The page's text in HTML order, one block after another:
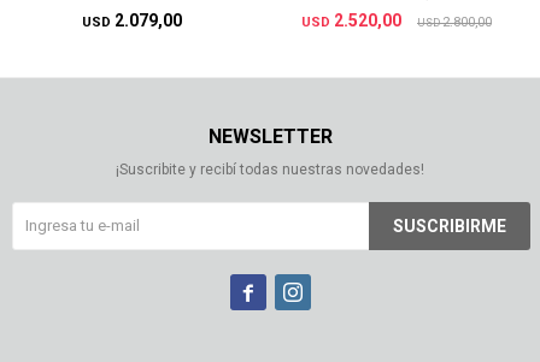
USD 2.079,00 USD 2.520,00 USD 2.800,00
NEWSLETTER
¡Suscribite y recibí todas nuestras novedades!
SUSCRIBIRME
 